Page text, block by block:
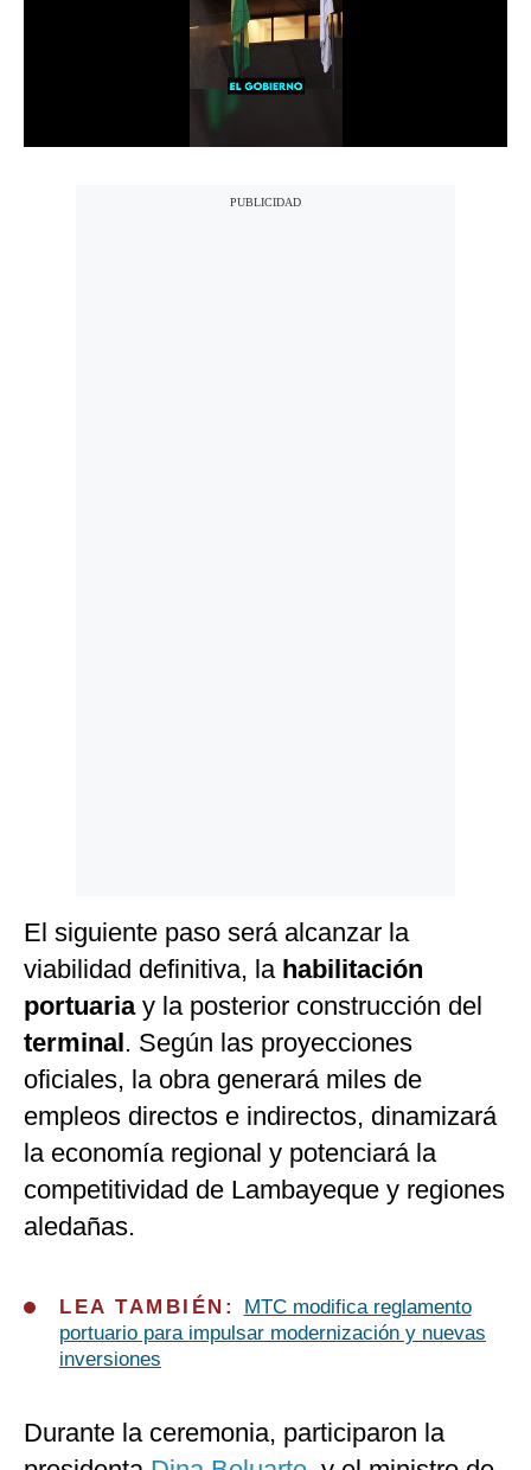
El siguiente paso será alcanzar la
viabilidad definitiva, la habilitación
portuariay la posterior construcción del
terminal. Según las proyecciones
oficiales, la obra generará miles de
empleos directos e indirectos, dinamizará
la economía regional y potenciará la
competitividad de Lambayeque y regiones
aledañas.
LEA TAMBIÉN:
MTC modifica reglamento
portuario para impulsar modernización y nuevas
inversiones
Durante la ceremonia, participaron la